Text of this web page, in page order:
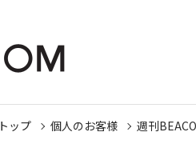
トップ 個人のお客様 週刊